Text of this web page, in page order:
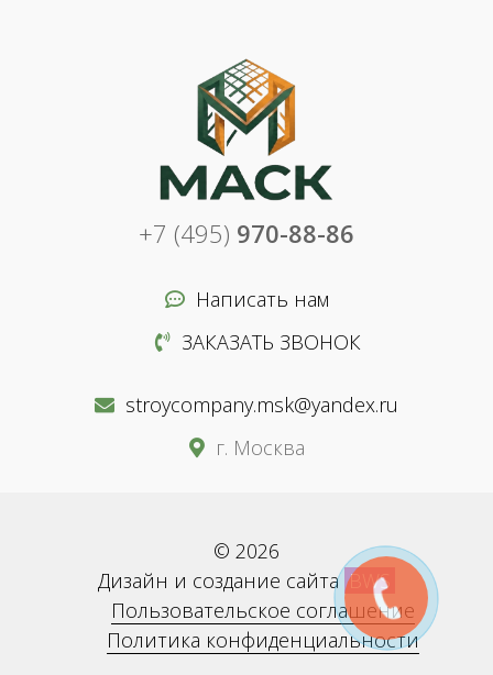
+7 (495) 970-88-86
Написать нам
ЗАКАЗАТЬ ЗВОНОК
stroycompany.msk@yandex.ru
г. Москва
© 2026
Дизайн и создание сайта BWS
Пользовательское соглашение
Политика конфиденциальности